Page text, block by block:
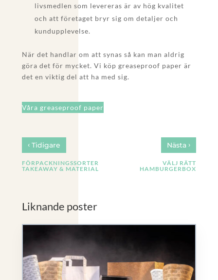
livsmedlen som levereras är av hög kvalitet
och att företaget bryr sig om detaljer och
kundupplevelse.
När det handlar om att synas så kan man aldrig
göra det för mycket. Vi köp greaseproof paper är
det en viktig del att ha med sig.
Våra greaseproof paper
‹Tidigare
FÖRPACKNINGSSORTER
TAKEAWAY & MATERIAL
Nästa›
VÄLJ RÄTT
HAMBURGERBOX
Liknande poster